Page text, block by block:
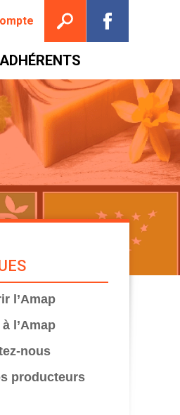
ADHÉRENTS
Ouvrir la recherche
l’Amap
l’Amap
nous
producteurs